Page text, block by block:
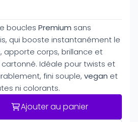
boucles Premium sans
qui booste instantanément le
apporte corps, brillance et
Idéale pour twists et
fini souple, vegan et
ni colorants.
Ajouter au panier